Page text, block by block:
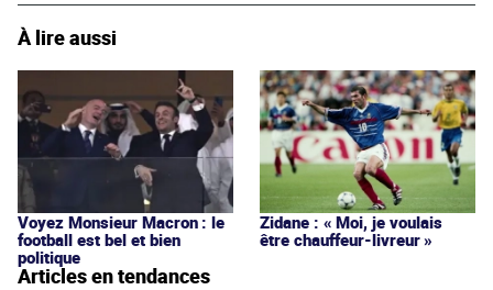
À lire aussi
Voyez Monsieur Macron : le
football est bel et bien
politique
Zidane : « Moi, je voulais
être chauffeur-livreur »
Articles en tendances